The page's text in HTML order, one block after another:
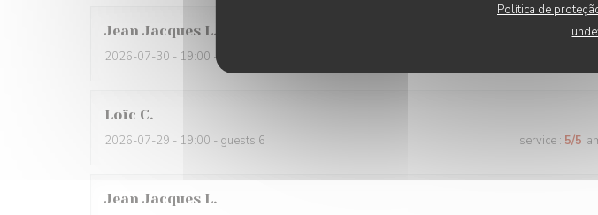
Política de
Jean Jacques L
2026-07-30 - 19:00 - guests 1
Loïc C
2026-07-29 - 19:00 - guests 6 service : 5/5
Jean Jacques L